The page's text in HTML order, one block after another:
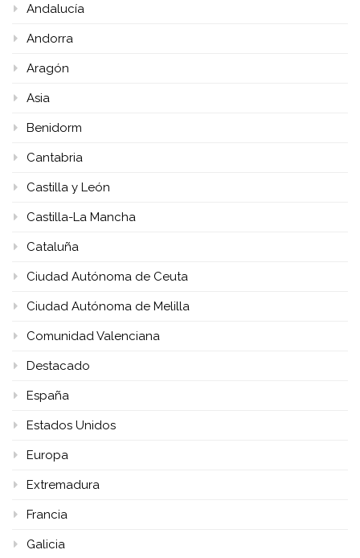
Andalucía
Andorra
Aragón
Asia
Benidorm
Cantabria
Castilla y León
Castilla-La Mancha
Cataluña
Ciudad Autónoma de Ceuta
Ciudad Autónoma de Melilla
Comunidad Valenciana
Destacado
España
Estados Unidos
Europa
Extremadura
Francia
Galicia